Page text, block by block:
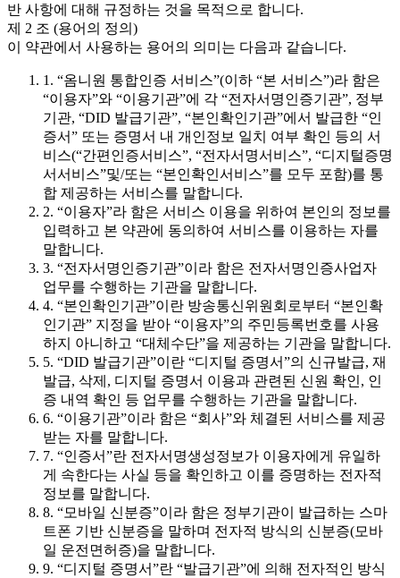
반 사항에 대해 규정하는 것을 목적으로 합니다.
제 2 조 (용어의 정의)
이 약관에서 사용하는 용어의 의미는 다음과 같습니다.
1. “옴니원 통합인증 서비스”(이하 “본 서비스”)라 함은
“이용자”와 “이용기관”에 각 “전자서명인증기관”, 정부
기관, “DID 발급기관”, “본인확인기관”에서 발급한 “인
증서” 또는 증명서 내 개인정보 일치 여부 확인 등의 서
비스(“간편인증서비스”, “전자서명서비스”, “디지털증명
서서비스”및/또는 “본인확인서비스”를 모두 포함)를 통
합 제공하는 서비스를 말합니다.
2. “이용자”라 함은 서비스 이용을 위하여 본인의 정보를
입력하고 본 약관에 동의하여 서비스를 이용하는 자를
말합니다.
3. “전자서명인증기관”이라 함은 전자서명인증사업자
업무를 수행하는 기관을 말합니다.
4. “본인확인기관”이란 방송통신위원회로부터 “본인확
인기관” 지정을 받아 “이용자”의 주민등록번호를 사용
하지 아니하고 “대체수단”을 제공하는 기관을 말합니다.
5. “DID 발급기관”이란 “디지털 증명서”의 신규발급, 재
발급, 삭제, 디지털 증명서 이용과 관련된 신원 확인, 인
증 내역 확인 등 업무를 수행하는 기관을 말합니다.
6. “이용기관”이라 함은 “회사”와 체결된 서비스를 제공
받는 자를 말합니다.
7. “인증서”란 전자서명생성정보가 이용자에게 유일하
게 속한다는 사실 등을 확인하고 이를 증명하는 전자적
정보를 말합니다.
8. “모바일 신분증”이라 함은 정부기관이 발급하는 스마
트폰 기반 신분증을 말하며 전자적 방식의 신분증(모바
일 운전면허증)을 말합니다.
9. “디지털 증명서”란 “발급기관”에 의해 전자적인 방식